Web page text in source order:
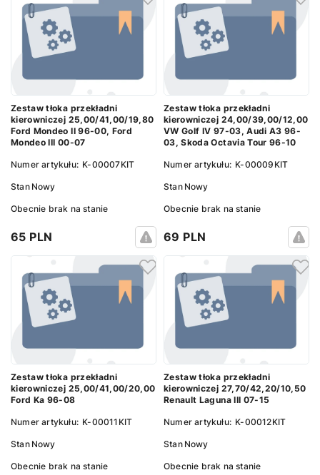
Zestaw tłoka przekładni
kierowniczej 25,00/41,00/19,80
Ford Mondeo II 96-00, Ford
Mondeo III 00-07
Numer artykułu: K-00007KIT
Stan Nowy
Obecnie brak na stanie
65 PLN
Zestaw tłoka przekładni
kierowniczej 24,00/39,00/12,00
VW Golf IV 97-03, Audi A3 96-
03, Skoda Octavia Tour 96-10
Numer artykułu: K-00009KIT
Stan Nowy
Obecnie brak na stanie
69 PLN
Zestaw tłoka przekładni
kierowniczej 25,00/41,00/20,00
Ford Ka 96-08
Numer artykułu: K-00011KIT
Stan Nowy
Obecnie brak na stanie
Zestaw tłoka przekładni
kierowniczej 27,70/42,20/10,50
Renault Laguna III 07-15
Numer artykułu: K-00012KIT
Stan Nowy
Obecnie brak na stanie